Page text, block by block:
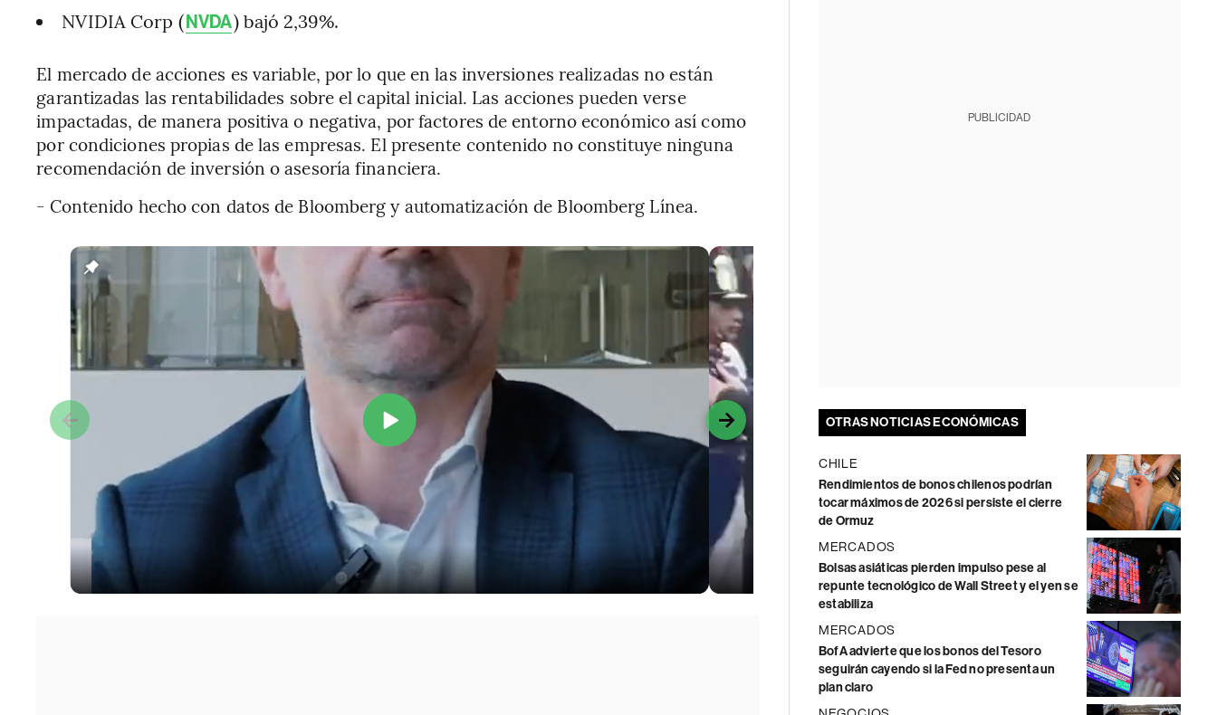
NVIDIA Corp (NVDA) bajó 2,39%.
El mercado de acciones es variable, por lo que en las inversiones realizadas no están
garantizadas las rentabilidades sobre el capital inicial. Las acciones pueden verse
impactadas, de manera positiva o negativa, por factores de entorno económico así como
por condiciones propias de las empresas. El presente contenido no constituye ninguna
recomendación de inversión o asesoría financiera.
- Contenido hecho con datos de Bloomberg y automatización de Bloomberg Línea.
PUBLICIDAD
OTRAS NOTICIAS ECONÓMICAS
CHILE
Rendimientos de bonos chilenos podrían
tocar máximos de 2026 si persiste el cierre
de Ormuz
MERCADOS
Bolsas asiáticas pierden impulso pese al
repunte tecnológico de Wall Street y el yen se
estabiliza
MERCADOS
BofA advierte que los bonos del Tesoro
seguirán cayendo si la Fed no presenta un
plan claro